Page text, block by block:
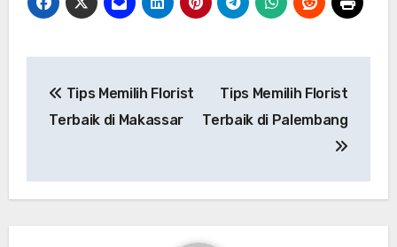
navigation
Tips Memilih Florist
Terbaik di Makassar
Tips Memilih Florist
Terbaik di Palembang